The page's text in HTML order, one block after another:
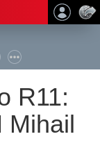
R11:
Mihail